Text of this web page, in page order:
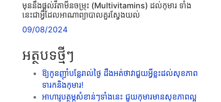
មុននឹងផ្ដល់វីតាមីនចម្រុះ (Multivitamins) ដល់កុមារ ទាំង
នេះជាអ្វីដែលអាណាព្យាបាលគួរស្វែងយល់
09/08/2024
អត្ថបទថ្មីៗ
ឱ្យកូនញ៉ាំបន្លែរាល់ថ្ងៃ ដឹងអត់ថាវាជួយអ្វីខ្លះដល់សុខភាព
ទារកនិងកុមារ!
អាហារូបត្ថម្ភសំខាន់ៗទាំងនេះ ជួយកុមារមានសុខភាពល្អ